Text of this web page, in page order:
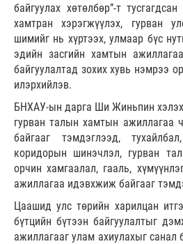
байгуулах хөтөлбөр”-т
хамтран хэрэгжүүлэх, гурван
шимийг нь хүртээх, улмаар бүс
эдийн засгийн хамтын
байгуулалтад зохих хувь нэмрээ
илэрхийлэв.
БНХАУ-ын дарга Ши Жиньпин
гурван талын хамтын ажиллагаа
байгааг тэмдэглээд,
коридорын шинэчлэл, гурван
орчин хамгаалал, гааль,
ажиллагаа идэвхжиж байгааг
Цаашид улс төрийн харилцан
бүтцийн бүтээн байгуулалтыг
ажиллагааг улам ахиулахыг санал